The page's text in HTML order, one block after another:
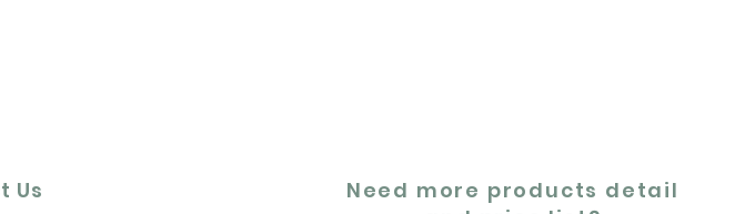
Us
Need more products detail